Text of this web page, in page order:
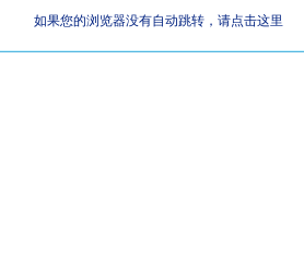
如果您的浏览器没有自动跳转，请点击这里